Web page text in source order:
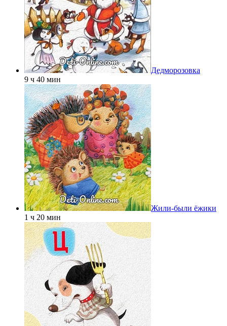
Дедморозовка
9 ч 40 мин
Жили-были ёжики
1 ч 20 мин